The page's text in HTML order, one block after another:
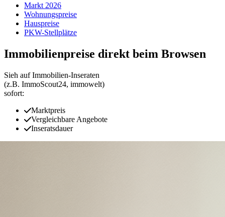
Markt 2026
Wohnungspreise
Hauspreise
PKW-Stellplätze
Immobilienpreise direkt beim Browsen
Sieh auf Immobilien‑Inseraten
(z.B. ImmoScout24, immowelt)
sofort:
Marktpreis
Vergleichbare Angebote
Inseratsdauer